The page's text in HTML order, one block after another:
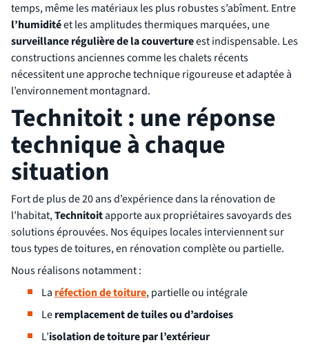
temps, même les matériaux les plus robustes s’abîment. Entre
l’humiditéet les amplitudes thermiques marquées, une
surveillance régulière de la couvertureest indispensable. Les
constructions anciennes comme les chalets récents
nécessitent une approche technique rigoureuse et adaptée à
l’environnement montagnard.
Technitoit : une réponse
technique à chaque
situation
Fort de plus de 20 ans d’expérience dans la rénovation de
l’habitat,Technitoitapporte aux propriétaires savoyards des
solutions éprouvées. Nos équipes locales interviennent sur
tous types de toitures, en rénovation complète ou partielle.
Nous réalisons notamment :
La réfection de toiture, partielle ou intégrale
Leremplacement de tuiles ou d’ardoises
L’isolation de toiture par l’extérieur